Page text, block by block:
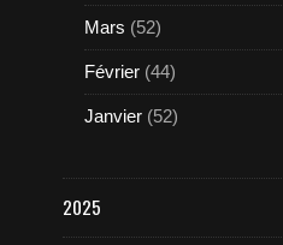
Mars (52)
Février (44)
Janvier (52)
2025